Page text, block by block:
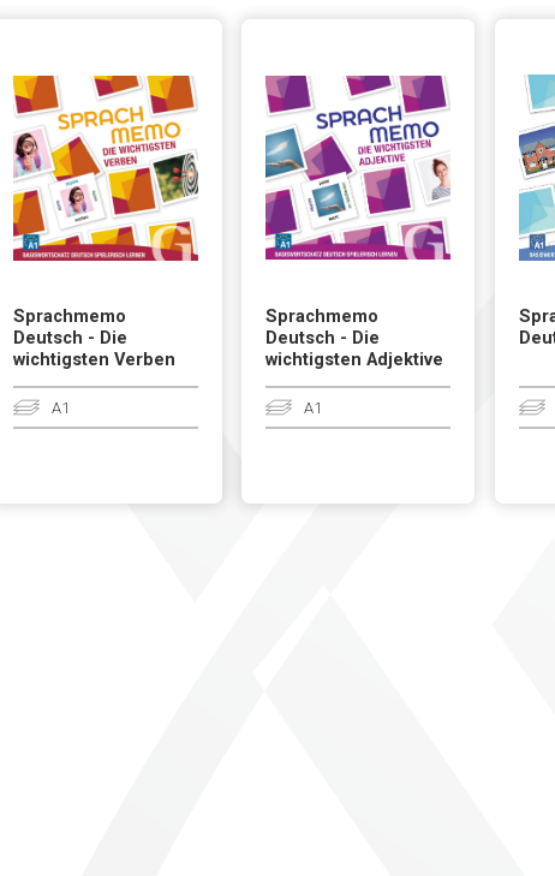
Sprachmemo
Deutsch - Die
wichtigsten Verben
A1
Sprachmemo
Deutsch - Die
wichtigsten Adjektive
A1